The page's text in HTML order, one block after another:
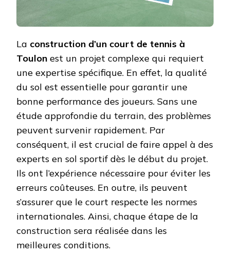
La construction d’un court de tennis à
Toulon est un projet complexe qui requiert
une expertise spécifique. En effet, la qualité
du sol est essentielle pour garantir une
bonne performance des joueurs. Sans une
étude approfondie du terrain, des problèmes
peuvent survenir rapidement. Par
conséquent, il est crucial de faire appel à des
experts en sol sportif dès le début du projet.
Ils ont l’expérience nécessaire pour éviter les
erreurs coûteuses. En outre, ils peuvent
s’assurer que le court respecte les normes
internationales. Ainsi, chaque étape de la
construction sera réalisée dans les
meilleures conditions.